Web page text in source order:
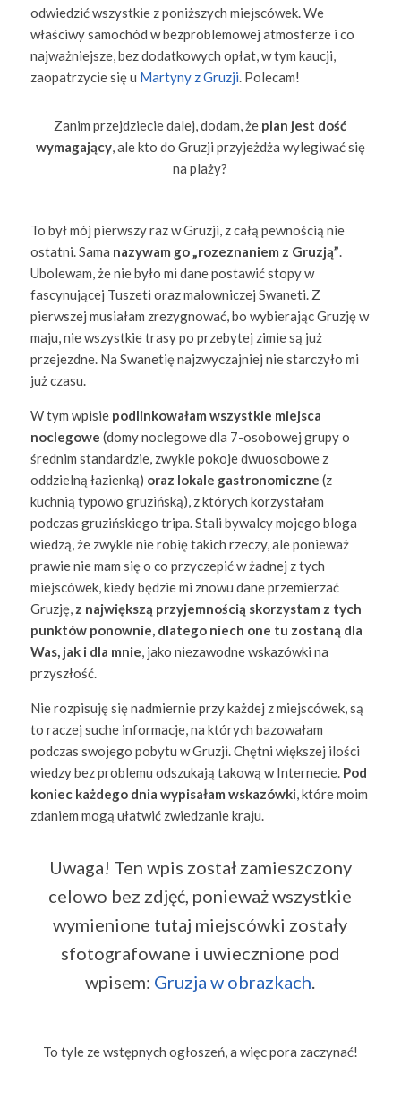
odwiedzić wszystkie z poniższych miejscówek. We
właściwy samochód w bezproblemowej atmosferze i co
najważniejsze, bez dodatkowych opłat, w tym kaucji,
zaopatrzycie się u Martyny z Gruzji. Polecam!
Zanim przejdziecie dalej, dodam, że plan jest dość
wymagający, ale kto do Gruzji przyjeżdża wylegiwać się
na plaży?
To był mój pierwszy raz w Gruzji, z całą pewnością nie
ostatni. Sama nazywam go „rozeznaniem z Gruzją”.
Ubolewam, że nie było mi dane postawić stopy w
fascynującej Tuszeti oraz malowniczej Swaneti. Z
pierwszej musiałam zrezygnować, bo wybierając Gruzję w
maju, nie wszystkie trasy po przebytej zimie są już
przejezdne. Na Swanetię najzwyczajniej nie starczyło mi
już czasu.
W tym wpisie podlinkowałam wszystkie miejsca
noclegowe (domy noclegowe dla 7-osobowej grupy o
średnim standardzie, zwykle pokoje dwuosobowe z
oddzielną łazienką) oraz lokale gastronomiczne (z
kuchnią typowo gruzińską), z których korzystałam
podczas gruzińskiego tripa. Stali bywalcy mojego bloga
wiedzą, że zwykle nie robię takich rzeczy, ale ponieważ
prawie nie mam się o co przyczepić w żadnej z tych
miejscówek, kiedy będzie mi znowu dane przemierzać
Gruzję, z największą przyjemnością skorzystam z tych
punktów ponownie, dlatego niech one tu zostaną dla
Was, jak i dla mnie, jako niezawodne wskazówki na
przyszłość.
Nie rozpisuję się nadmiernie przy każdej z miejscówek, są
to raczej suche informacje, na których bazowałam
podczas swojego pobytu w Gruzji. Chętni większej ilości
wiedzy bez problemu odszukają takową w Internecie. Pod
koniec każdego dnia wypisałam wskazówki, które moim
zdaniem mogą ułatwić zwiedzanie kraju.
Uwaga! Ten wpis został zamieszczony
celowo bez zdjęć, ponieważ wszystkie
wymienione tutaj miejscówki zostały
sfotografowane i uwiecznione pod
wpisem: Gruzja w obrazkach
To tyle ze wstępnych ogłoszeń, a więc pora zaczynać!